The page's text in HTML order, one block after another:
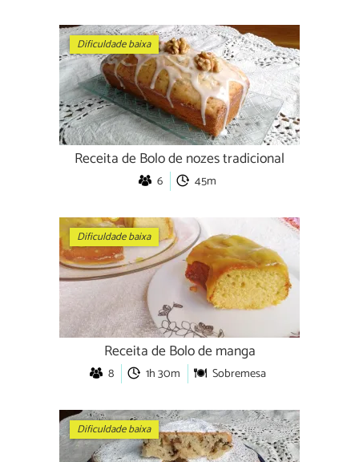
Dificuldade baixa
Receita de Bolo de nozes tradicional
6 45m
Dificuldade baixa
Receita de Bolo de manga
8 1h 30m Sobremesa
Dificuldade baixa